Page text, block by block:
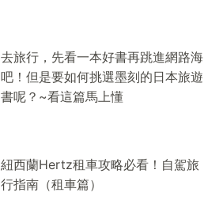
去旅行，先看一本好書再跳進網路海
吧！但是要如何挑選墨刻的日本旅遊
書呢？~看這篇馬上懂
紐西蘭Hertz租車攻略必看！自駕旅
行指南（租車篇）